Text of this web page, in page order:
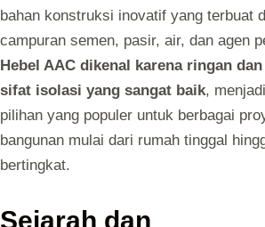
bahan konstruksi inovatif yang terbuat
campuran semen, pasir, air, dan agen
Hebel AAC dikenal karena ringan
sifat isolasi yang sangat baik,
pilihan yang populer untuk berbagai
bangunan mulai dari rumah tinggal
bertingkat.
Sejarah dan